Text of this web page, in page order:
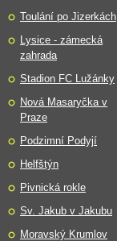
Toulání po Jizerkách
Lysice - zámecká
zahrada
Stadion FC Lužánky
Nová Masaryčka v
Praze
Podzimní Podyjí
Helfštýn
Pivnická rokle
Sv. Jakub v Jakubu
Moravský Krumlov